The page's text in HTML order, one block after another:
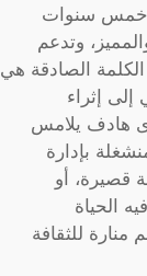
خمس سنوات
وتدعم
الصادقة هي
إثراء
هادف يلامس
بإدارة
قصيرة، أو
الحياة
للثقافة